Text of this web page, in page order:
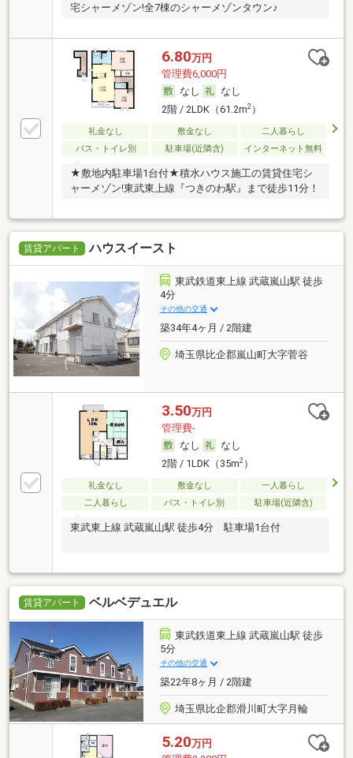
宅シャーメゾン!全7棟のシャーメゾンタウン♪
6.80万円
管理費6,000円
なし
なし
2階 / 2LDK（61.2m2）
礼金なし 敷金なし
二人暮らし
バス・トイレ別
駐車場(近隣含) インターネット無料
★敷地内駐車場1台付★積水ハウス施工の賃貸住宅シ
ャーメゾン!東武東上線『つきのわ駅』まで徒歩11分！
賃貸アパート ハウスイースト
東武鉄道東上線 武蔵嵐山駅 徒歩
4分
その他の交通
築34年4ヶ月 / 2階建
埼玉県比企郡嵐山町大字菅谷
3.50万円
管理費-
なし
なし
2階 / 1LDK（35m2）
礼金なし 敷金なし
一人暮らし
二人暮らし
バス・トイレ別 駐車場(近隣含)
東武東上線 武蔵嵐山駅 徒歩4分 駐車場1台付
賃貸アパート ベルベデュエル
東武鉄道東上線 武蔵嵐山駅 徒歩
5分
その他の交通
築22年8ヶ月 / 2階建
埼玉県比企郡滑川町大字月輪
5.20万円